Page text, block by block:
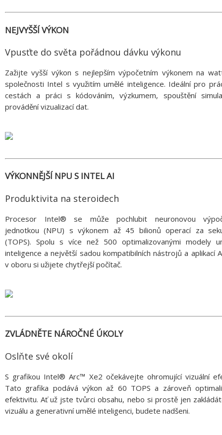
NEJVYŠŠÍ VÝKON
Vpusťte do světa pořádnou dávku výkonu
Zažijte vyšší výkon s nejlepším výpočetním výkonem na
společnosti Intel s využitím umělé inteligence. Ideální pro
cestách a práci s kódováním, výzkumem, spouštění
provádění vizualizací dat.
VÝKONNĚJŠÍ NPU S INTEL AI
Produktivita na steroidech
Procesor Intel® se může pochlubit neuronovou
jednotkou (NPU) s výkonem až 45 bilionů operací za
(TOPS). Spolu s více než 500 optimalizovanými modely
inteligence a největší sadou kompatibilních nástrojů a aplikací
v oboru si užijete chytřejší počítač.
ZVLÁDNĚTE NÁROČNÉ ÚKOLY
Oslňte své okolí
S grafikou Intel® Arc™ Xe2 očekávejte ohromující vizuální
Tato grafika podává výkon až 60 TOPS a zároveň
efektivitu. Ať už jste tvůrci obsahu, nebo si prostě jen
vizuálu a generativní umělé inteligenci, budete nadšeni.